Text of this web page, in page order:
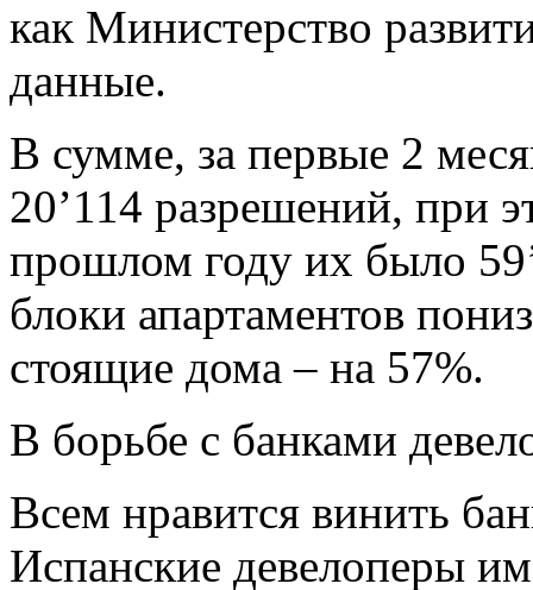
как Министерство
данные.
В сумме, за первые 2
20’114 разрешений, при
прошлом году их было
блоки апартаментов
стоящие дома – на 57%.
В борьбе с банками
Всем нравится винить
Испанские девелоперы